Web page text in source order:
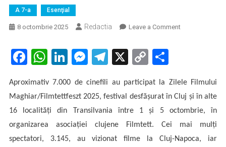
A 7-a Esenţial
8 octombrie 2025 Redactia Leave a Commenton
peste
3.000
de
Cluj,
Facebook
WhatsApp
LinkedIn
Messenger
Telegram
X Copy
Aproximativ 7.000 de cinefili au participat la Zilele Filmului
Maghiar/Filmtettfeszt2025, festival desfășurat în Cluj și în alte
16 localități din Transilvania între 1 și 5 octombrie, în
organizarea asociației clujene Filmtett. Cei mai mulți
spectatori, 3.145, au vizionat filme la Cluj-Napoca, iar